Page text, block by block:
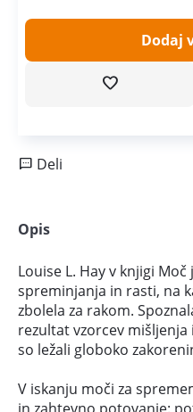
Dodaj
Deli
Opis
Louise L. Hay v knjigi
spreminjanja in rasti, na
zbolela za rakom.
rezultat vzorcev
so ležali globoko
V iskanju moči za